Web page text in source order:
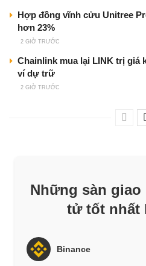
Hợp đồng vĩnh cửu Unitree
hơn 23%
2 GIỜ TRƯỚC
Chainlink mua lại LINK trị giá
ví dự trữ
2 GIỜ TRƯỚC
Những sàn
tử tốt nhất
Binance